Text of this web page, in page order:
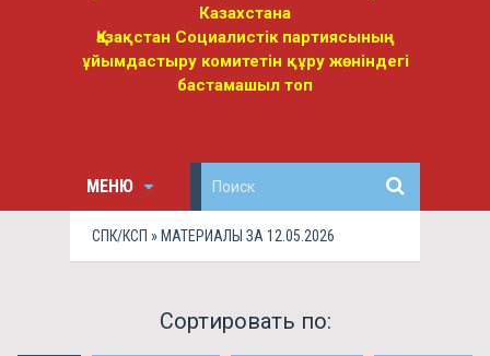
Казахстана
Қазақстан Социалистік партиясының
ұйымдастыру комитетін құру жөніндегі
бастамашыл топ
МЕНЮ
СПК/КСП » МАТЕРИАЛЫ ЗА 12.05.2026
Сортировать по: